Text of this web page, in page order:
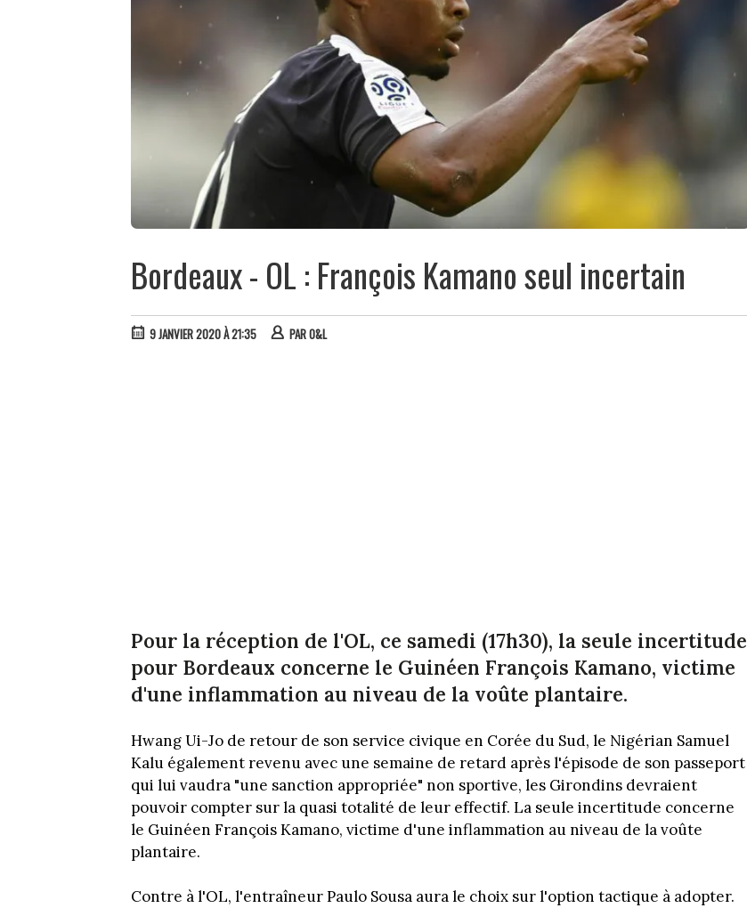
Bordeaux - OL : François Kamano seul incertain
9 JANVIER 2020 À 21:35 PARO&L
Pour la réception de l'OL, ce samedi (17h30), la seule incertitude
pour Bordeaux concerne le Guinéen François Kamano, victime
d'une inflammation au niveau de la voûte plantaire.
Hwang Ui-Jo de retour de son service civique en Corée du Sud, le Nigérian Samuel
Kalu également revenu avec une semaine de retard après l'épisode de son passeport
qui lui vaudra "une sanction appropriée" non sportive, les Girondins devraient
pouvoir compter sur la quasi totalité de leur effectif. La seule incertitude concerne
le Guinéen François Kamano, victime d'une inflammation au niveau de la voûte
plantaire.
Contre à l'OL, l'entraîneur Paulo Sousa aura le choix sur l'option tactique à adopter.